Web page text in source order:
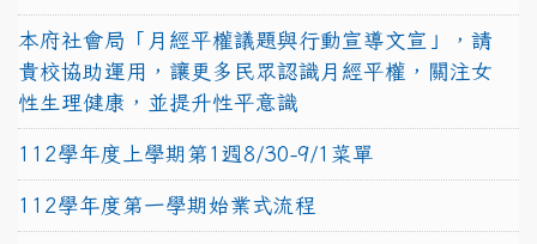
本府社會局「月經平權議題與行動宣導文宣」，請
貴校協助運用，讓更多民眾認識月經平權，關注女
性生理健康，並提升性平意識
112學年度上學期第1週8/30-9/1菜單
112學年度第一學期始業式流程